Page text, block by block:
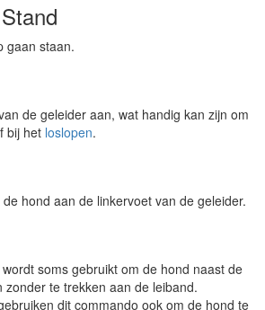
gaan staan.
de geleider aan, wat handig kan zijn om
bij het loslopen.
hond aan de linkervoet van de geleider.
wordt soms gebruikt om de hond naast de
zonder te trekken aan de leiband.
dit commando ook om de hond te